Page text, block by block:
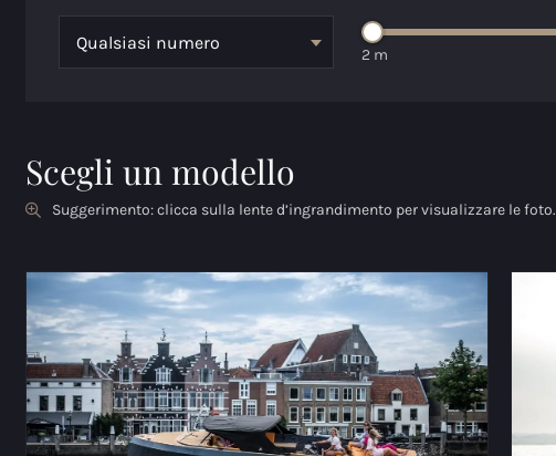
2 m
Scegli un modello
Suggerimento: clicca sulla lente d’ingrandimento per visualizzare le foto.